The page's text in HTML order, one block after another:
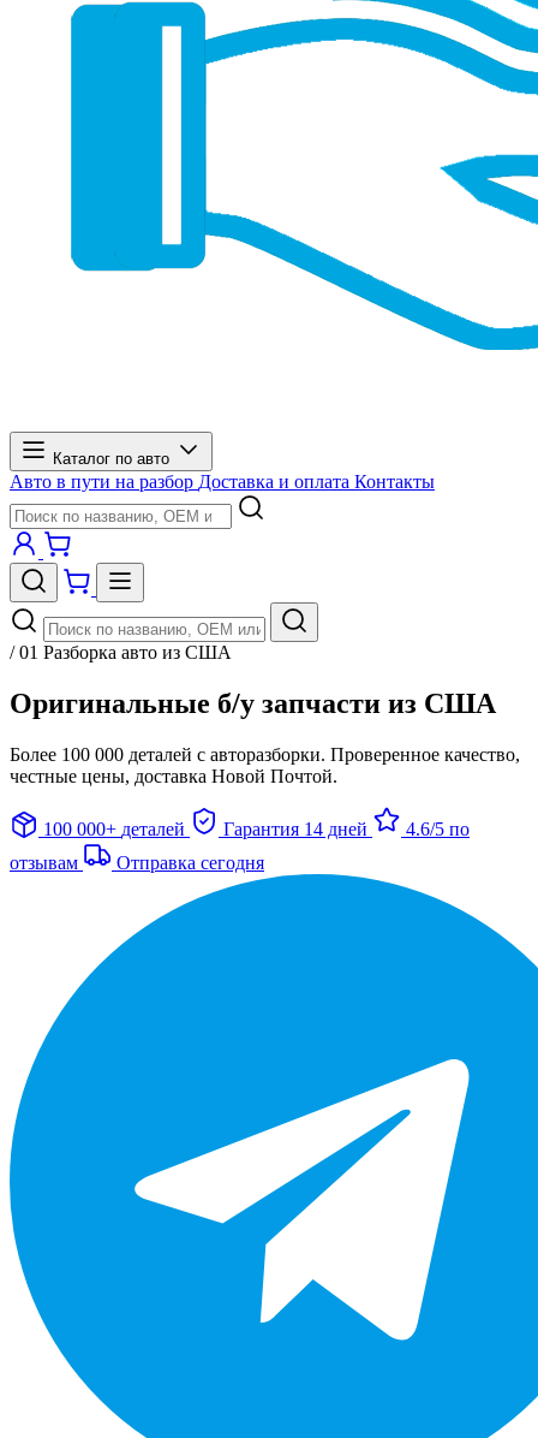
Каталог по авто
Авто в пути на разбор Доставка и оплата Контакты
/ 01 Разборка авто из США
Оригинальные б/у запчасти из США
Более 100 000 деталей с авторазборки. Проверенное качество,
честные цены, доставка Новой Почтой.
100 000+ деталей Гарантия 14 дней 4.6/5 по
отзывам
Отправка сегодня